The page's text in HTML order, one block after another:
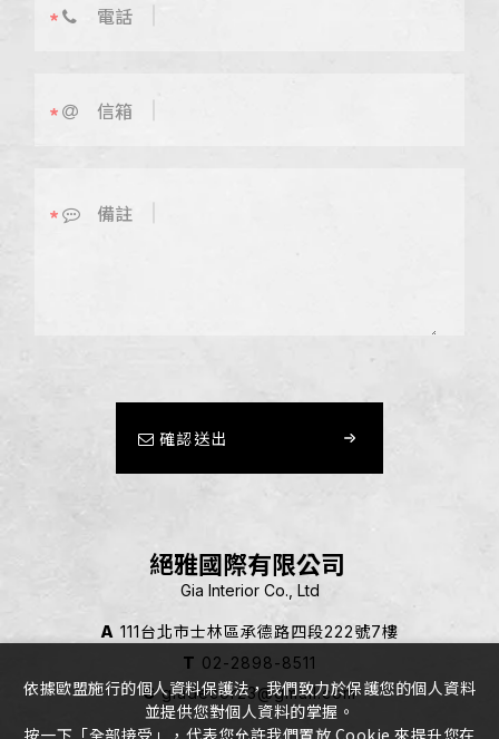
電話
信箱
備註
確認送出
絕雅國際有限公司
Gia Interior Co., Ltd
A 111台北市士林區承德路四段222號7樓
T 02-2898-8511
G giadecor23@gmail.com
依據歐盟施行的個人資料保護法，我們致力於保護您的個人資料
並提供您對個人資料的掌握。
按一下「全部接受」，代表您允許我們置放 Cookie 來提升您在